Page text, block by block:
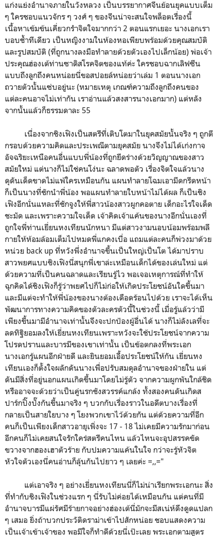
แก่งแย่งอำนาจภายในวังหลวง เป็นบรรยากาศจีนย้อนยุคแบบเต็ม
ๆ ใครชอบแนวจักร ๆ วงศ์ ๆ ของจีนน่าจะสนใจพล็อตเรื่องนี้
เนื้อหาเข้มข้นเคี่ยวกรำจิตใจมากกว่า 2 ตอนแรกเยอะ นางเอกเรา
บอบช้ำทีเดียว เป็นหญิงงามในห้องหอเพียบพร้อมด้วยคุณสมบัติ
และรูปสมบัติ (ที่ถูกนางลงมือทำลายด้วยตัวเองไปเล็กน้อย) พ่อเจ้า
ประคุณฮ่องเต้ท่านซาดิสโรคจิตของแท้ค่ะ ใครชอบฉากเลิฟซีน
แบบถึงลูกถึงคนหน่อยนี่ขอสปอยล์หน่อยว่าเล่ม 1 ตอนนางเอก
ถวายตัวนั้นแซ่บอยู่นะ (หมายเหตุ เกณฑ์ความถึงลูกถึงคนของ
แต่ละคนอาจไม่เท่ากัน เราอ่านแล้วสงสารนางเอกมาก) แต่หลัง
จากนั้นแล้วก็ธรรมดาละ 55
เนื่องจากชิงเฟิงเป็นสตรีที่เติบโตมาในยุคสมัยนั้นจริง ๆ ถูกตี
กรอบด้วยความคิดและประเพณีตามยุคสมัย นางจึงไม่ได้เก่งกาจ
อัจฉริยะเหนือคนอื่นแบบพี่น้องที่ถูกยึดร่างด้วยวิญญาณของสาว
สมัยใหม่ แต่นางก็ไม่ใช่คนโง่นะ ฉลาดพอตัว เรื่องจิตใจแล้วนาง
ดุดันเด็ดขาดไม่แพ้ใครเหมือนกัน แผนทำลายโฉมเอามีดกรีดหน้า
ก็เป็นนางที่ชักนำพี่น้อง พอแผนทำลายใบหน้าไม่ได้ผล ก็เป็นชิง
เฟิงอีกนั่นแหละที่ชักจูงให้พี่สาวน้องสาวผูกคอตาย เด็กอะไรใจเด็ด
ชะมัด และเพราะความใจเด็ด เจ้าคิดเจ้าแค้นของนางอีกนั่นเองที่
ถูกใจพี่ท่านเยี่ยนหงเทียนนักหนา มีแต่สาวงามนอบน้อมพร้อมพลี
กายให้ห้อมล้อมเต็มไปหมดพี่แกคงเบื่อ แถมแต่ละคนก็พ่วงมาด้วย
หน่วย back up ที่หวังพึ่งอำนาจขึ้นเป็นใหญ่เป็นโต ได้มาปราบ
สาวพยศแบบชิงเฟิงนี่สนุกพี่เขาล่ะเหมือนเด็กได้ของเล่นใหม่ แต่
ด้วยความที่เป็นคนฉลาดและเรียนรู้ไว พอเจอเหตุการณ์ที่ทำให้
ฉุกคิดได้ชิงเฟิงก็รู้ว่าพยศไปก็ไม่ก่อให้เกิดประโยชน์อันใดขึ้นมา
และมีแต่จะทำให้พี่น้องของนางต้องเดือดร้อนไปด้วย เราจะได้เห็น
พัฒนาการทางความคิดของตัวละครตัวนี้ในช่วงนี้ เมื่อรู้แล้วว่ามี
เพียงขึ้นมามีอำนาจเท่านั้นจึงจะปกป้องผู้อื่นได้ นางก็ไม่ลังเลที่จะ
ลดทิฐิยอมลงให้เยี่ยนหงเทียนเพราะหวังจะใช้ประโยชน์จากความ
โปรดปรานและบารมีของเขาเท่านั้น เป็นข้อตกลงที่พระเอก
นางเอกรู้แผนอีกฝ่ายดี และยินยอมเอื้อประโยชน์ให้กัน เยี่ยนหง
เทียนเองก็ตั้งใจผลักดันนางเพื่อปรับสมดุลอำนาจของฝ่ายใน แต่
ดันมีสิ่งที่อยู่นอกแผนเกิดขึ้นมาโดยไม่รู้ตัว จากความผูกพันใกล้ชิด
หรืออาจจะด้วยว่าเป็นคู่นรกชังสวรรค์แกล้ง ทั้งสองคนดันเกิดส
ปาร์กปิ๊งปั๊งกันขึ้นมาจริง ๆ บวกกับเรื่องราวในอดีตบางเรื่องที่
กลายเป็นสายใยบาง ๆ โยงพวกเขาไว้ด้วยกัน แต่ด้วยความที่อีก
คนก็เป็นเพียงเด็กสาวอายุเพิ่งจะ 17 - 18 ไม่เคยมีความรักมาก่อน
อีกคนก็ไม่เคยสนใจรักใคร่สตรีคนไหน แล้วไหนจะอุปสรรคขัด
ขวางจากฮองเฮาตัวร้าย กับปมความแค้นในใจ กว่าจะรู้หัวจิต
หัวใจตัวเองนี่คนอ่านก็ลุ้นกันไปยาว ๆ เลยค่ะ =,,="
แต่เอาจริง ๆ อย่างเยี่ยนหงเทียนนี่ก็ไม่น่าเรียกพระเอกนะ สิ่ง
ที่ทำกับชิงเฟิงในช่วงแรก ๆ นี่รับไม่ค่อยได้เหมือนกัน แต่คนที่มี
อำนาจบารมีแผ่รัศมีร้ายกาจอย่างฮ่องเต้นี่มักจะมีสเน่ห์ดึงดูดแปลก
ๆ เสมอ ยิ่งถ้าบวกประวัติดราม่าเข้าไปสักหน่อย ชอบแสดงความ
เป็นเจ้าเข้าเจ้าของ พอมีใจก็ทำดีด้วยนี่เป๊ะเลย พระเอกตามสูตร